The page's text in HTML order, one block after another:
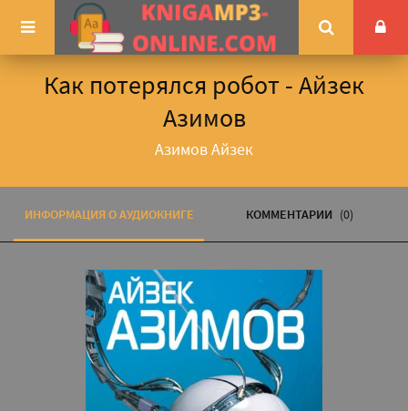
Как потерялся робот - Айзек
Азимов
Азимов Айзек
ИНФОРМАЦИЯ О АУДИОКНИГЕ КОММЕНТАРИИ (0)